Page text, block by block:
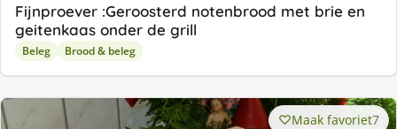
Fijnproever :Geroosterd notenbrood met brie en
geitenkaas onder de grill
Beleg Brood & beleg
Maak favoriet7